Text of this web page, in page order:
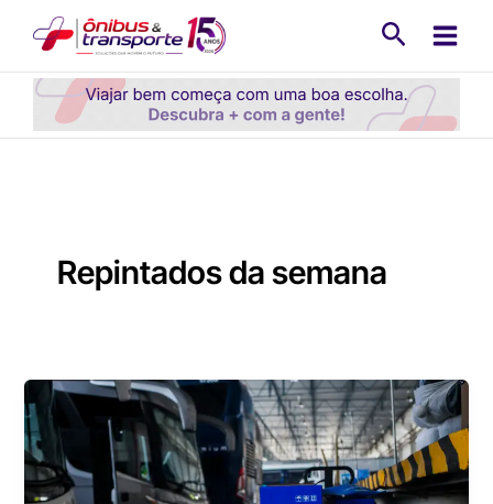
conteúdo
Repintados da semana